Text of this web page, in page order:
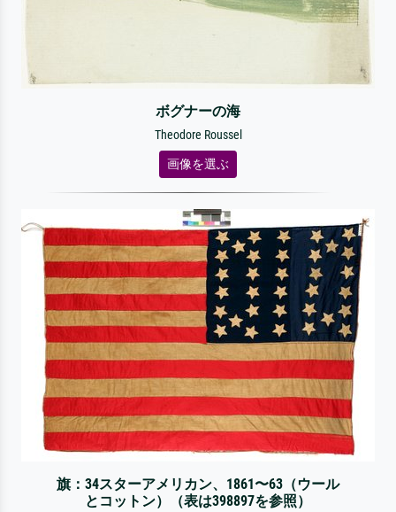
ボグナーの海
Theodore Roussel
画像を選ぶ
旗：34スターアメリカン、1861〜63（ウール
とコットン）（表は398897を参照）